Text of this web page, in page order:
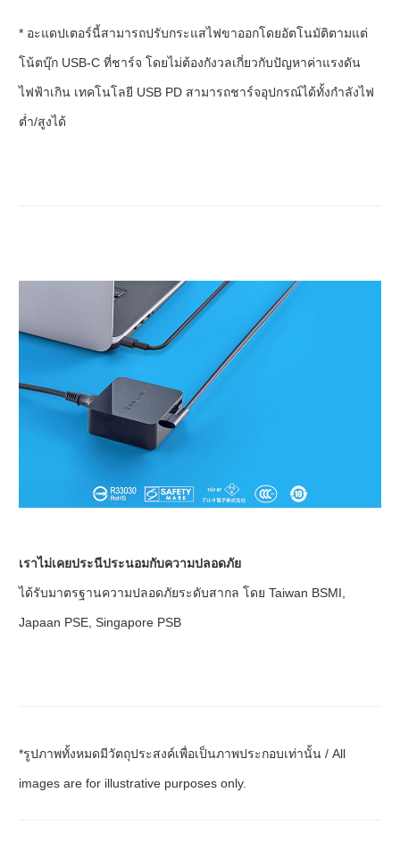
* อะแดปเตอร์นี้สามารถปรับกระแสไฟขาออกโดยอัตโนมัติตามแต่
โน้ตบุ๊ก USB-C ที่ชาร์จ โดยไม่ต้องกังวลเกี่ยวกับปัญหาค่าแรงดัน
ไฟฟ้าเกิน เทคโนโลยี USB PD สามารถชาร์จอุปกรณ์ได้ทั้งกำลังไฟ
ต่ำ/สูงได้
เราไม่เคยประนีประนอมกับความปลอดภัย
ได้รับมาตรฐานความปลอดภัยระดับสากล โดย Taiwan BSMI,
Japaan PSE, Singapore PSB
*รูปภาพทั้งหมดมีวัตถุประสงค์เพื่อเป็นภาพประกอบเท่านั้น / All
images are for illustrative purposes only.